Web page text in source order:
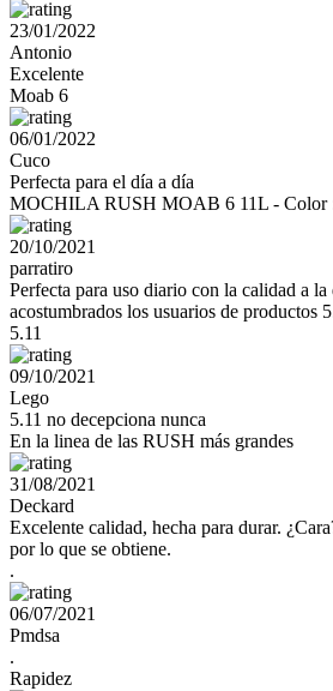
23/01/2022
Antonio
Excelente
Moab 6
06/01/2022
Cuco
Perfecta para el día a día
MOCHILA RUSH MOAB 6 11L - Color
20/10/2021
parratiro
Perfecta para uso diario con la calidad a la
acostumbrados los usuarios de productos
5.11
09/10/2021
Lego
5.11 no decepciona nunca
En la linea de las RUSH más grandes
31/08/2021
Deckard
Excelente calidad, hecha para durar.
por lo que se obtiene.
.
06/07/2021
Pmdsa
.
Rapidez